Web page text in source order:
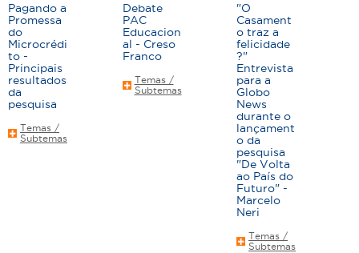
Pagando a
Promessa
do
Microcrédi
to -
Principais
resultados
da
pesquisa
Temas /
Subtemas
Debate
PAC
Educacion
al - Creso
Franco
Temas /
Subtemas
"O
Casament
o traz a
felicidade
?"
Entrevista
para a
Globo
News
durante o
lançament
o da
pesquisa
"De Volta
ao País do
Futuro" -
Marcelo
Neri
Temas /
Subtemas